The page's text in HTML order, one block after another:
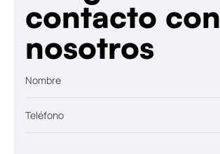
contacto con
nosotros